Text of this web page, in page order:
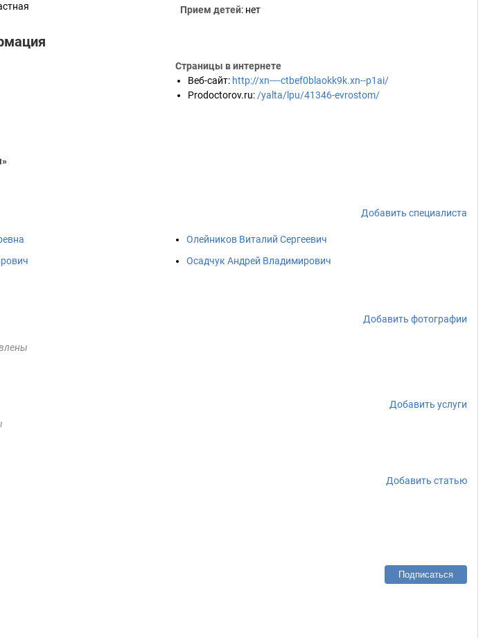
Прием детей: нет
Страницы в интернете
Веб-сайт: http://xn----ctbef0blaokk9k.xn--p1ai/
Prodoctorov.ru: /yalta/lpu/41346-evrostom/
Добавить специалиста
Олейников Виталий Сергеевич
Осадчук Андрей Владимирович
Добавить фотографии
Добавить услуги
Добавить статью
Подписаться